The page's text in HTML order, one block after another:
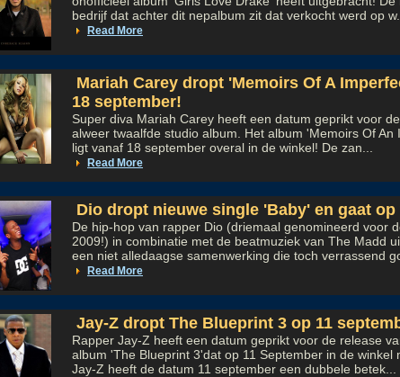
bedrijf dat achter dit nepalbum zit dat verkocht werd op w...
Read More
Mariah Carey dropt 'Memoirs Of A
18 september!
Super diva Mariah Carey heeft een datum geprikt voor
alweer twaalfde studio album. Het album 'Memoirs Of An
ligt vanaf 18 september overal in de winkel! De zan...
Read More
Dio dropt nieuwe single 'Baby' en gaat op
De hip-hop van rapper Dio (driemaal genomineerd voor
2009!) in combinatie met de beatmuziek van The Madd
een niet alledaagse samenwerking die toch verrassend
Read More
Jay-Z dropt The Blueprint 3 op 11
Rapper Jay-Z heeft een datum geprikt voor de release
album 'The Blueprint 3'dat op 11 September in de winkel
Jay-Z heeft de datum 11 september een dubbele betek...